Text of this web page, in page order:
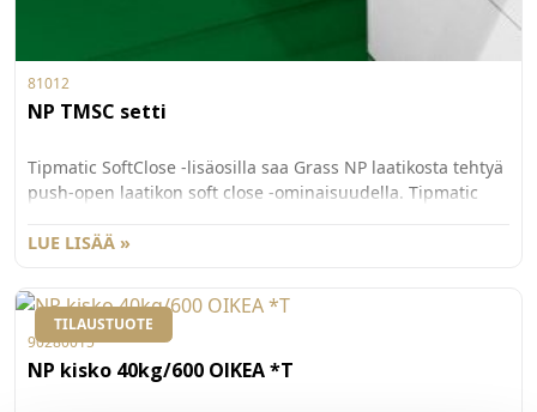
81012
NP TMSC setti
Tipmatic SoftClose -lisäosilla saa Grass NP laatikosta tehtyä
push-open laatikon soft close -ominaisuudella. Tipmatic
käytöstä. Ponnahdusvoimaa voi säätää kolmelle eri
81013, ja yli 800mm leveissä laatikoissa suositellaan
käytettäväksi lisäksi synkronointitangon tukea 81014.
LUE LISÄÄ »
TILAUSTUOTE
90280015
NP kisko 40kg/600 OIKEA *T